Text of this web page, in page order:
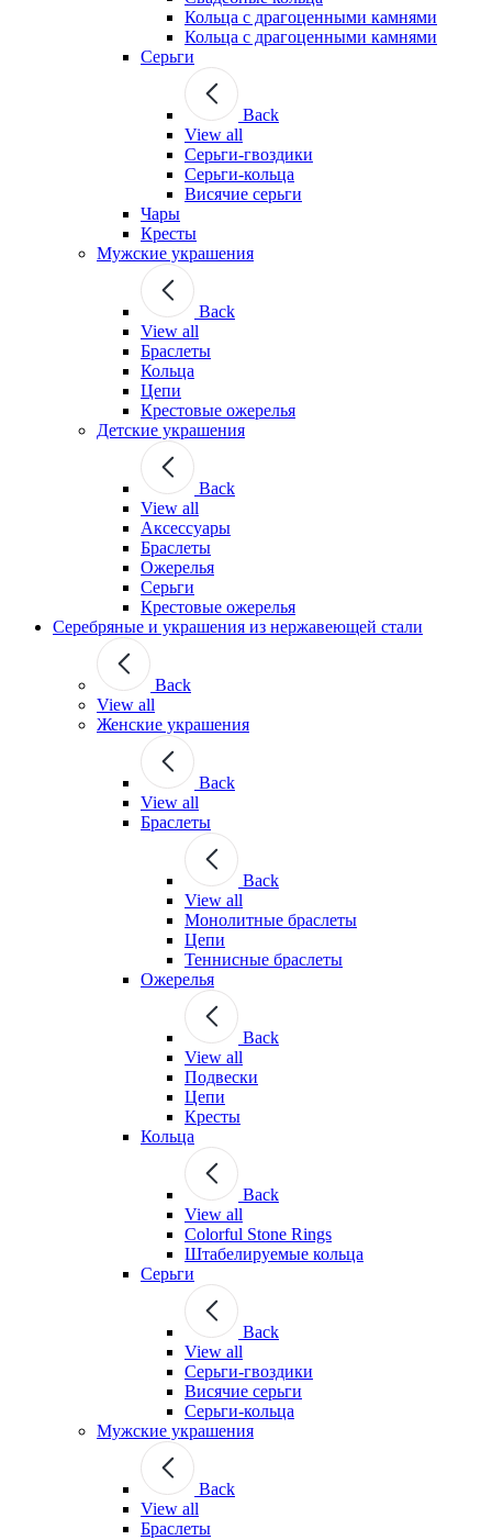
Кольца с драгоценными камнями
Кольца с драгоценными камнями
Серьги
Back
View all
Серьги-гвоздики
Серьги-кольца
Висячие серьги
Чары
Кресты
Мужские украшения
Back
View all
Браслеты
Кольца
Цепи
Крестовые ожерелья
Детские украшения
Back
View all
Аксессуары
Браслеты
Ожерелья
Серьги
Крестовые ожерелья
Серебряные и украшения из нержавеющей стали
Back
View all
Женские украшения
Back
View all
Браслеты
Back
View all
Монолитные браслеты
Цепи
Теннисные браслеты
Ожерелья
Back
View all
Подвески
Цепи
Кресты
Кольца
Back
View all
Colorful Stone Rings
Штабелируемые кольца
Серьги
Back
View all
Серьги-гвоздики
Висячие серьги
Серьги-кольца
Мужские украшения
Back
View all
Браслеты